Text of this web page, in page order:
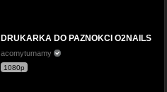
DRUKARKA DO PAZNOKCI O2NAILS
acomytumamy
1080p